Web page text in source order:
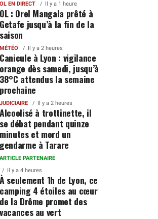
OL EN DIRECT Il y a 1 heure
OL : Orel Mangala prêté à
Getafe jusqu’à la fin de la
saison
MÉTÉO Il y a 2 heures
Canicule à Lyon : vigilance
orange dès samedi, jusqu’à
38°C attendus la semaine
prochaine
JUDICIAIRE Il y a 2 heures
Alcoolisé à trottinette, il
se débat pendant quinze
minutes et mord un
gendarme à Tarare
ARTICLE PARTENAIRE
Il y a 4 heures
À seulement 1h de Lyon, ce
camping 4 étoiles au cœur
de la Drôme promet des
vacances au vert